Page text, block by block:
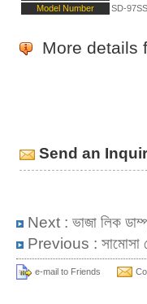
Model Number
SD-97SS
More details
Send an
Next : ভাজা লিক
Previous : সামোসা
e-mail to Friends